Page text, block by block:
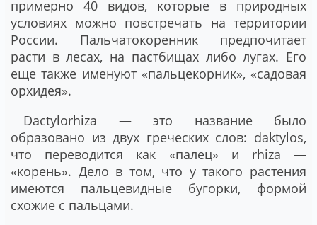
примерно 40 видов, которые в природных
условиях можно повстречать на территории
России. Пальчатокоренник предпочитает
расти в лесах, на пастбищах либо лугах. Его
еще также именуют «пальцекорник», «садовая
орхидея».
Dactylorhiza — это название было
образовано из двух греческих слов: daktylos,
что переводится как «палец» и rhizа —
«корень». Дело в том, что у такого растения
имеются пальцевидные бугорки, формой
схожие с пальцами.